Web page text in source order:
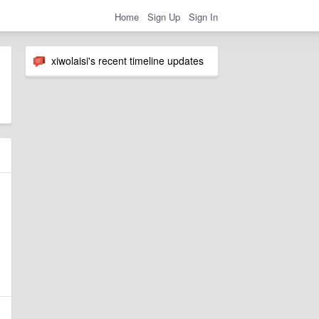
Home Sign Up Sign In
xiwolaisi's recent timeline updates